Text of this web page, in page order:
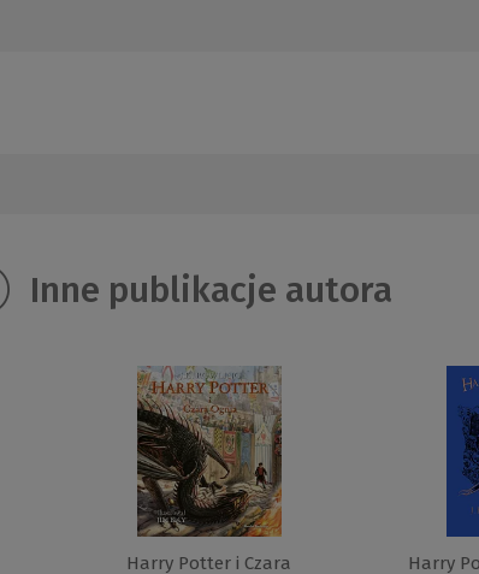
Inne publikacje autora
Harry Potter i Czara
Harry